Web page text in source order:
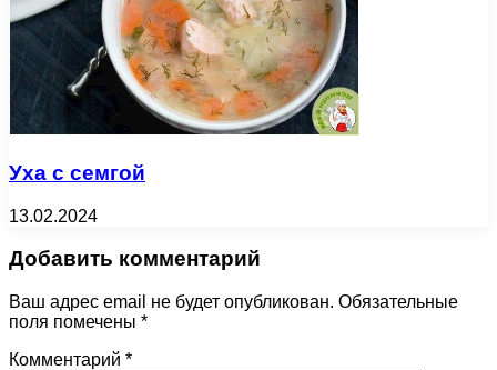
Уха с семгой
13.02.2024
Добавить комментарий
Ваш адрес email не будет опубликован. Обязательные
поля помечены *
Комментарий *